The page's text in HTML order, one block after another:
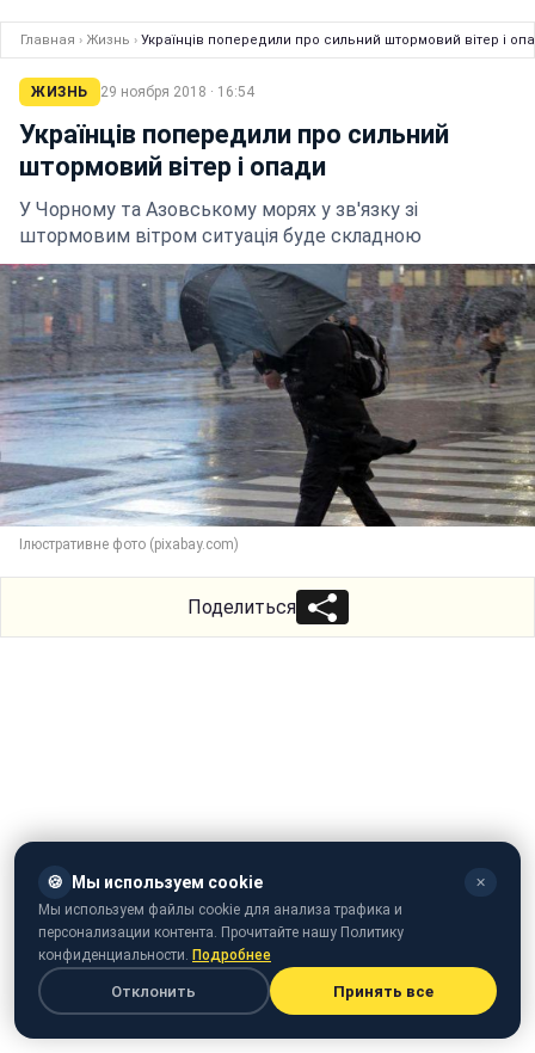
Главная › Жизнь › Українців попередили про сильний штормовий вітер і
ЖИЗНЬ 29 ноября 2018 · 16:54
Українців попередили про сильний
штормовий вітер і опади
У Чорному та Азовському морях у зв'язку зі
штормовим вітром ситуація буде складною
Ілюстративне фото (pixabay.com)
Поделиться
🍪 Мы используем cookie ✕
Мы используем файлы cookie для анализа трафика и
персонализации контента. Прочитайте нашу Политику
конфиденциальности. Подробнее
Отклонить Принять все